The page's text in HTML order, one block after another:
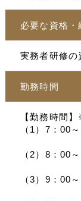
必要な資格・
実務者研修の
勤務時間
【勤務時間
（1）7：00
（2）8：00
（3）9：00